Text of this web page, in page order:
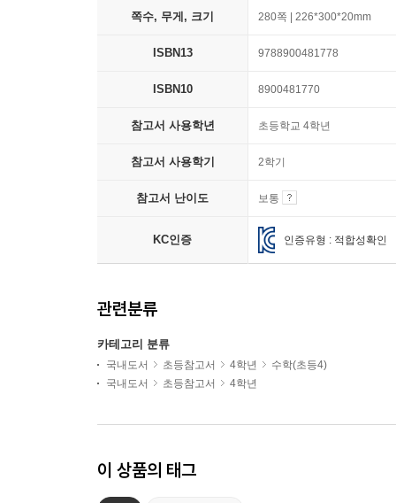
쪽수, 무게, 크기 280쪽 | 226*300*20mm
ISBN13 9788900481778
ISBN10 8900481770
참고서 사용학년 초등학교 4학년
참고서 사용학기 2학기
참고서 난이도 보통
KC인증 인증유형 : 적합성확인
관련분류
카테고리 분류
국내도서 초등참고서 4학년
수학(초등4)
국내도서
초등참고서 4학년
이 상품의 태그